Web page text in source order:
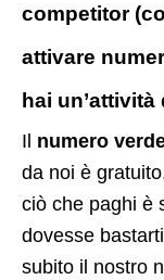
competitor
attivare
hai
Il numero
da noi è
ciò che paghi è
dovesse
subito il nostro